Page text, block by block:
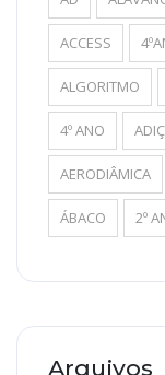
ACCESS
ALGORITMO
4º ANO
AERODIÂMICA
ÁBACO 2º
Arquivos